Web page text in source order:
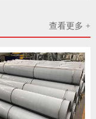
查看更多 +